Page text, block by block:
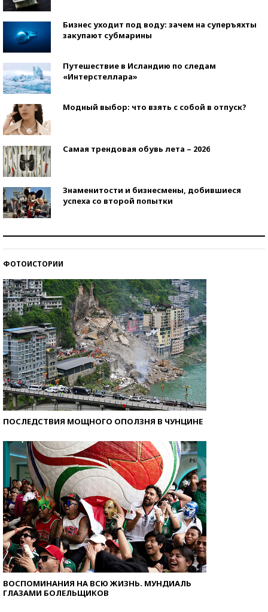
Бизнес уходит под воду: зачем на суперъяхты
закупают субмарины
Путешествие в Исландию по следам
«Интерстеллара»
Модный выбор: что взять с собой в отпуск?
Самая трендовая обувь лета – 2026
Знаменитости и бизнесмены, добившиеся
успеха со второй попытки
ФОТОИСТОРИИ
ПОСЛЕДСТВИЯ МОЩНОГО ОПОЛЗНЯ В ЧУНЦИНЕ
ВОСПОМИНАНИЯ НА ВСЮ ЖИЗНЬ. МУНДИАЛЬ
ГЛАЗАМИ БОЛЕЛЬЩИКОВ